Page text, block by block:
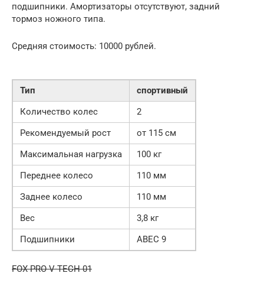
подшипники. Амортизаторы отсутствуют, задний
тормоз ножного типа.
Средняя стоимость: 10000 рублей.
Тип
спортивный
Количество колес
2
Рекомендуемый рост
от 115 см
Максимальная нагрузка
100 кг
Переднее колесо
110 мм
Заднее колесо
110 мм
Вес
3,8 кг
Подшипники
ABEC 9
FOX PRO V-TECH 01